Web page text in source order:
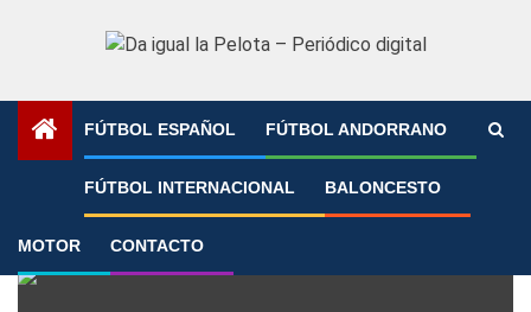
FÚTBOL ESPAÑOL FÚTBOL ANDORRANO
FÚTBOL INTERNACIONAL BALONCESTO
MOTOR CONTACTO
»
Endrick